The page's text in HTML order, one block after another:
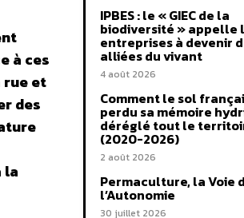
à ces
rue et
des
la
IPBES : le « GIEC de la
biodiversité » appelle
entreprises à devenir
alliées du vivant
4 août 2026
Comment le sol
perdu sa mémoire
déréglé tout le
(2020-2026)
2 août 2026
Permaculture, la Voie
l’Autonomie
30 juillet 2026